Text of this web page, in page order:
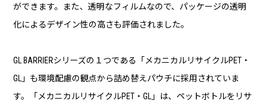
ができます。また、透明なフィルムなので、パッケージの透明
化によるデザイン性の高さも評価されました。
GL BARRIERシリーズの１つである「メカニカルリサイクルPET・
GL」も環境配慮の観点から詰め替えパウチに採用されていま
す。「メカニカルリサイクルPET・GL」は、ペットボトルをリサ